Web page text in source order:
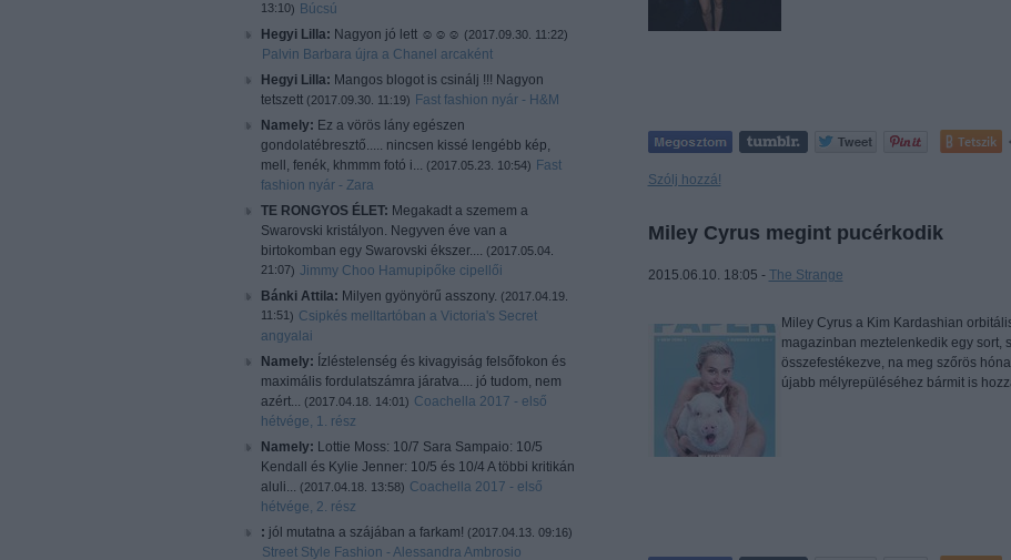
13:10) Búcsú
Hegyi Lilla: Nagyon jó lett ☺️☺️☺️ (2017.09.30. 11:22)
Palvin Barbara újra a Chanel arcaként
Hegyi Lilla: Mangos blogot is csinálj !!! Nagyon
tetszett (2017.09.30. 11:19) Fast fashion nyár - H&M
Namely: Ez a vörös lány egészen
gondolatébresztő..... nincsen kissé lengébb kép,
mell, fenék, khmmm fotó i... (2017.05.23. 10:54) Fast
fashion nyár - Zara
TE RONGYOS ÉLET: Megakadt a szemem a
Swarovski kristályon. Negyven éve van a
birtokomban egy Swarovski ékszer.... (2017.05.04.
21:07) Jimmy Choo Hamupipőke cipellői
Bánki Attila: Milyen gyönyörű asszony. (2017.04.19.
11:51) Csipkés melltartóban a Victoria's Secret
angyalai
Namely: Ízléstelenség és kivagyiság felsőfokon és
maximális fordulatszámra járatva.... jó tudom, nem
azért... (2017.04.18. 14:01) Coachella 2017 - első
hétvége, 1. rész
Namely: Lottie Moss: 10/7 Sara Sampaio: 10/5
Kendall és Kylie Jenner: 10/5 és 10/4 A többi kritikán
aluli... (2017.04.18. 13:58) Coachella 2017 - első
hétvége, 2. rész
: jól mutatna a szájában a farkam! (2017.04.13. 09:16)
Street Style Fashion - Alessandra Ambrosio
Tetszik
Szólj hozzá!
Miley Cyrus megint pucérkodik
2015.06.10. 18:05 - The Strange
Miley Cyrus a Kim Kardashian
magazinban meztelenkedik egy sort,
összefestékezve, na meg szőrös
újabb mélyrepüléséhez bármit is